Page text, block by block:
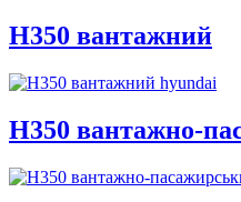
H350 вантажний
H350 вантажно-